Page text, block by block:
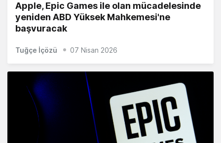
Apple, Epic Games ile olan mücadelesinde
yeniden ABD Yüksek Mahkemesi'ne
başvuracak
Tuğçe İçözü 07 Nisan 2026